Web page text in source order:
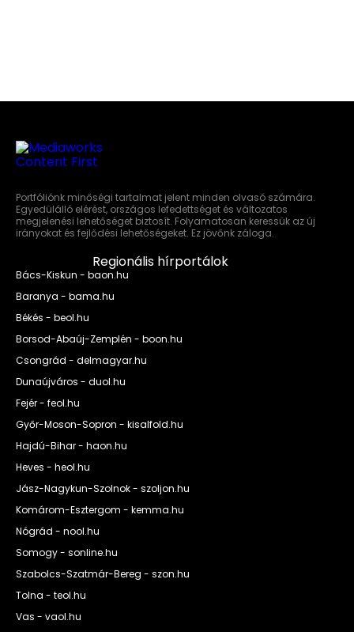
Portfóliónk minőségi tartalmat jelent minden olvasó számára.
Egyedülálló elérést, országos lefedettséget és változatos
megjelenési lehetőséget biztosít. Folyamatosan keressük az új
irányokat és fejlődési lehetőségeket. Ez jövőnk záloga.
Regionális hírportálok
Bács-Kiskun - baon.hu
Baranya - bama.hu
Békés - beol.hu
Borsod-Abaúj-Zemplén - boon.hu
Csongrád - delmagyar.hu
Dunaújváros - duol.hu
Fejér - feol.hu
Győr-Moson-Sopron - kisalfold.hu
Hajdú-Bihar - haon.hu
Heves - heol.hu
Jász-Nagykun-Szolnok - szoljon.hu
Komárom-Esztergom - kemma.hu
Nógrád - nool.hu
Somogy - sonline.hu
Szabolcs-Szatmár-Bereg - szon.hu
Tolna - teol.hu
Vas - vaol.hu